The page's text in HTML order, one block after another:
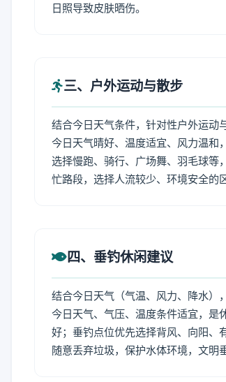
日照导致皮肤晒伤。
三、户外运动与散步
结合今日天气条件，针对性户外运动
今日天气晴好、温度适宜、风力温和
选择慢跑、骑行、广场舞、羽毛球等
忙路段，选择人流较少、环境安全的
四、垂钓休闲建议
结合今日天气（气温、风力、降水）
今日天气、气压、温度条件适宜，是
好；垂钓点位优先选择背风、向阳、
随意丢弃垃圾，保护水体环境，文明